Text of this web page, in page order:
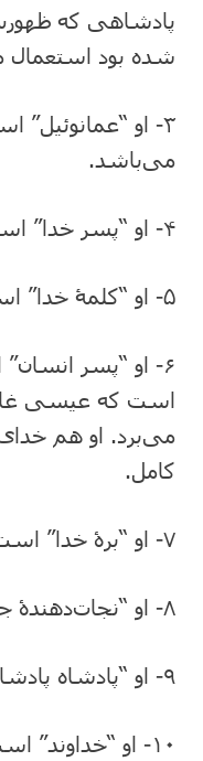
پادشاهی که
شده بود
۳- او “عمانوئیل”
می‌باشد.
۴- او “پسر خدا” است.
۵- او “کلمۀ خدا” است.
۶- او “پسر
است که عیسی
می‌برد. او هم
کامل.
۷- او “برۀ خدا” است.
۸- او “نجات‌دهندۀ جهان” است.
۹- او “پادشاه پادشاهان” است.
۱۰- او “خداوند” است.